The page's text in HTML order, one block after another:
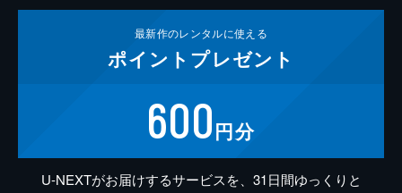
最新作のレンタルに使える
ポイント プレゼント
600円分
U-NEXTがお届けするサービスを、31日間ゆっくりと